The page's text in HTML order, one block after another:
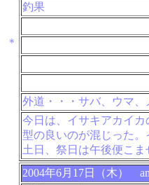
＊
釣果
外道・・・サバ、ウマ、
今日は、イサキアカイ
型の良いのが混じった
土日、祭日は午後便こま
2004年6月17日（木）